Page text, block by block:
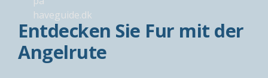
Entdecken Sie Fur mit der
Angelrute